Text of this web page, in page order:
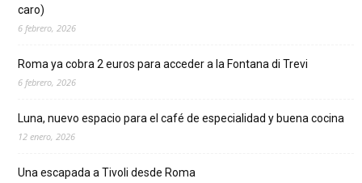
caro)
6 febrero, 2026
Roma ya cobra 2 euros para acceder a la Fontana di Trevi
6 febrero, 2026
Luna, nuevo espacio para el café de especialidad y buena cocina
12 enero, 2026
Una escapada a Tivoli desde Roma